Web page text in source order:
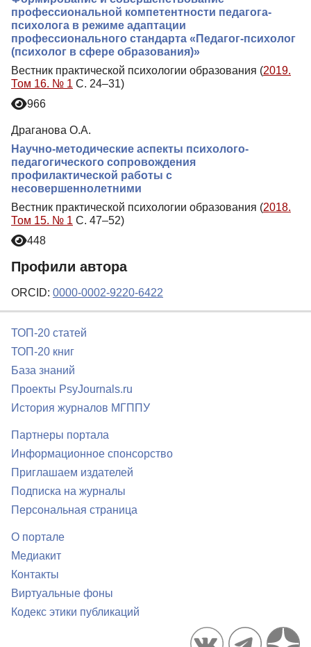
профессиональной компетентности педагога-
психолога в режиме адаптации
профессионального стандарта «Педагог-психолог
(психолог в сфере образования)»
Вестник практической психологии образования (2019.
Том 16. № 1 С. 24–31)
966
Драганова О.А.
Научно-методические аспекты психолого-
педагогического сопровождения
профилактической работы с
несовершеннолетними
Вестник практической психологии образования (2018.
Том 15. № 1 С. 47–52)
448
Профили автора
ORCID: 0000-0002-9220-6422
ТОП-20 статей
ТОП-20 книг
База знаний
Проекты PsyJournals.ru
История журналов МГППУ
Партнеры портала
Информационное спонсорство
Приглашаем издателей
Подписка на журналы
Персональная страница
О портале
Медиакит
Контакты
Виртуальные фоны
Кодекс этики публикаций